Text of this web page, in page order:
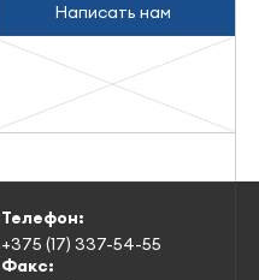
Написать нам
Телефон:
+375 (17) 337-54-55
Факс: